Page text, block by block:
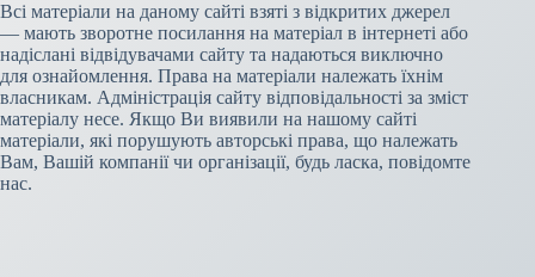
Всі матеріали на даному сайті взяті з відкритих джерел
— мають зворотне посилання на матеріал в інтернеті або
надіслані відвідувачами сайту та надаються виключно
для ознайомлення. Права на матеріали належать їхнім
власникам. Адміністрація сайту відповідальності за зміст
матеріалу несе. Якщо Ви виявили на нашому сайті
матеріали, які порушують авторські права, що належать
Вам, Вашій компанії чи організації, будь ласка, повідомте
нас.